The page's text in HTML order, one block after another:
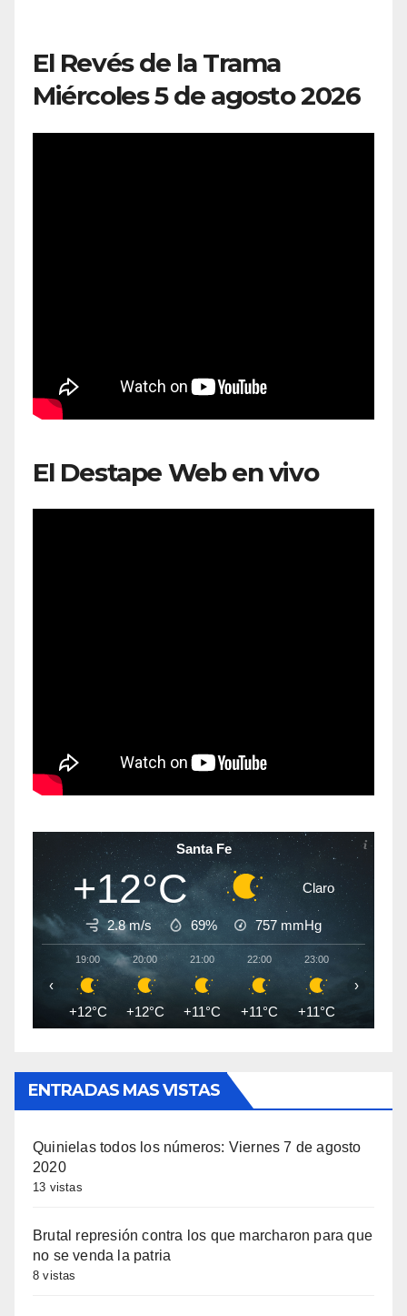
El Revés de la Trama
Miércoles 5 de agosto 2026
El Destape Web en vivo
Santa Fe
+12°C Claro
2.8 m/s 69% 757 mmHg
19:00
+12°C
20:00
+12°C
21:00
+11°C
22:00
+11°C
23:00
+11°C +10°C
‹ ›
ENTRADAS MAS VISTAS
Quinielas todos los números: Viernes 7 de agosto
2020
13 vistas
Brutal represión contra los que marcharon para que
no se venda la patria
8 vistas